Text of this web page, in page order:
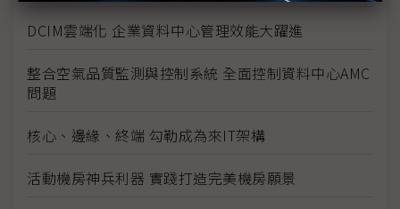
DCIM雲端化 企業資料中心管理效能大躍進
整合空氣品質監測與控制系統 全面控制資料中心AMC
問題
核心、邊緣、終端 勾勒成為來IT架構
活動機房神兵利器 實踐打造完美機房願景